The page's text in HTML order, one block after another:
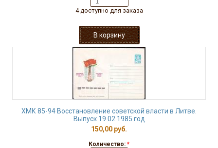
4 доступно для заказа
ХМК 85-94 Восстановление советской власти в Литве.
Выпуск 19.02.1985 год
150,00 руб.
Количество: *